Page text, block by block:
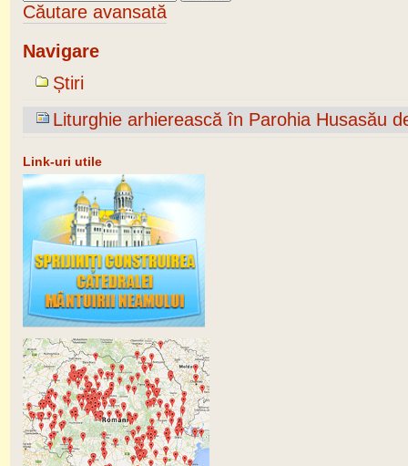
Căutare avansată
Navigare
Știri
Liturghie arhierească în Parohia Husasău
Link-uri utile